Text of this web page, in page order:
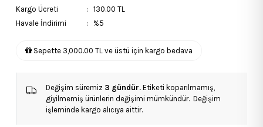
Kargo Ücreti
: 130.00 TL
Havale İndirimi
: %5
Sepette 3,000.00 TL ve üstü için kargo bedava
Değişim süremiz 3 gündür. Etiketi koparılmamış,
giyilmemiş ürünlerin değişimi mümkündür. Değişim
işleminde kargo alıcıya aittir.